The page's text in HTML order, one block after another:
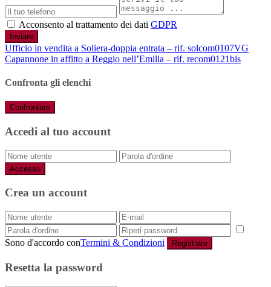
Acconsento al trattamento dei dati GDPR
Inviare
Ufficio in vendita a Soliera-doppia entrata – rif. solcom0107VG
Capannone in affitto a Reggio nell’Emilia – rif. recom0121bis
Confronta gli elenchi
Confrontare
Accedi al tuo account
Accesso
Crea un account
Sono d'accordo conTermini & Condizioni Registrare
Resetta la password